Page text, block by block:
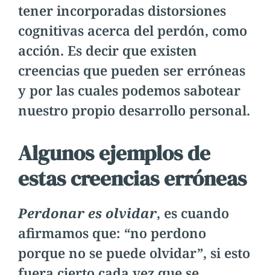
tener incorporadas distorsiones
cognitivas acerca del perdón, como
acción. Es decir que existen
creencias que pueden ser erróneas
y por las cuales podemos sabotear
nuestro propio desarrollo personal.
Algunos ejemplos de
estas creencias erróneas
Perdonar es olvidar, es cuando
afirmamos que: “no perdono
porque no se puede olvidar”, si esto